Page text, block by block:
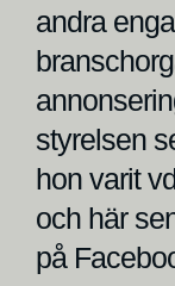
andra
styrelsen
hon varit
och här
på